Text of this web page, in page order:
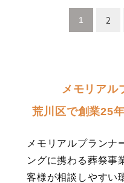
ジ
送
1 2
メモリアル
荒川区で創業25
メモリアルプランナ
ングに携わる葬祭事
客様が相談しやすい